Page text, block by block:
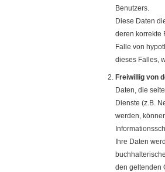
Benutzers.
Diese Daten
deren korrekte
Falle von
dieses Falles,
Freiwillig von
Daten, die
Dienste (z.B.
werden,
Ihre Daten
den geltenden